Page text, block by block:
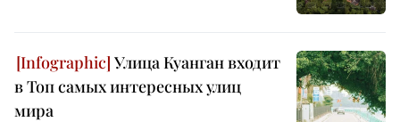
Улица Куанган входит
в Топ самых интересных улиц
мира